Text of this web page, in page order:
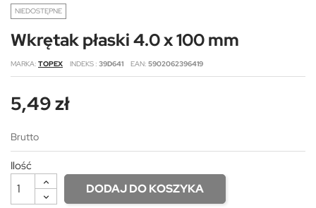
NIEDOSTĘPNE
Wkrętak płaski 4.0 x 100 mm
MARKA TOPEX INDEKS 39D641 EAN 5902062396419
5,49 zł
Brutto
Ilość
DODAJ DO KOSZYKA